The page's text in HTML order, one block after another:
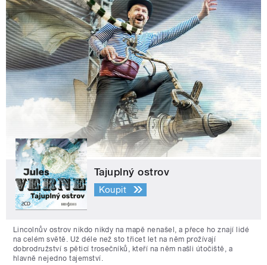
Tajuplný ostrov
Koupit
Lincolnův ostrov nikdo nikdy na mapě nenašel, a přece ho znají lidé
na celém světě. Už déle než sto třicet let na něm prožívají
dobrodružství s pěticí trosečníků, kteří na něm našli útočiště, a
hlavně nejedno tajemství.